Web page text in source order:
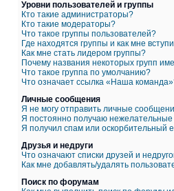
Уровни пользователей и группы
Кто такие администраторы?
Кто такие модераторы?
Что такое группы пользователей?
Где находятся группы и как мне
Как мне стать лидером группы?
Почему названия некоторых групп
Что такое группа по умолчанию?
Что означает ссылка «Наша
Личные сообщения
Я не могу отправить личные
Я постоянно получаю
Я получил спам или оскорбительный
Друзья и недруги
Что означают списки друзей и
Как мне добавлять/удалять
Поиск по форумам